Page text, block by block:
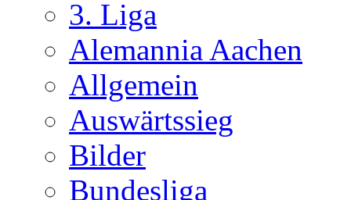
3. Liga
Alemannia Aachen
Allgemein
Auswärtssieg
Bilder
Bundesliga